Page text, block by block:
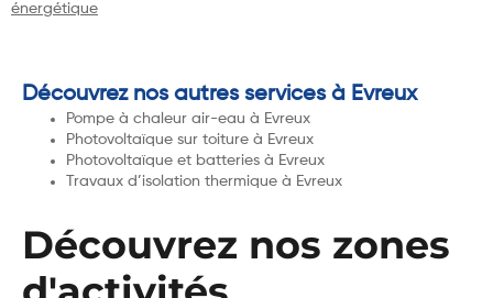
énergétique
Découvrez nos autres services à Evreux
Pompe à chaleur air-eau à Evreux
Photovoltaïque sur toiture à Evreux
Photovoltaïque et batteries à Evreux
Travaux d’isolation thermique à Evreux
Découvrez nos zones